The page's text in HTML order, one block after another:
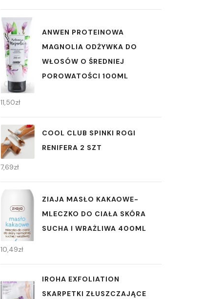
ANWEN PROTEINOWA
MAGNOLIA ODŻYWKA DO
WŁOSÓW O ŚREDNIEJ
POROWATOŚCI 100ML
11,50zł
COOL CLUB SPINKI ROGI
RENIFERA 2 SZT
7,69zł
ZIAJA MASŁO KAKAOWE-
MLECZKO DO CIAŁA SKÓRA
SUCHA I WRAŻLIWA 400ML
10,49zł
IROHA EXFOLIATION
SKARPETKI ZŁUSZCZAJĄCE